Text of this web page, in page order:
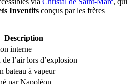
via Christal de Saint-Marc, qui
Inventifs conçus par les frères
Description
interne
l’air lors d’explosion
bateau à vapeur